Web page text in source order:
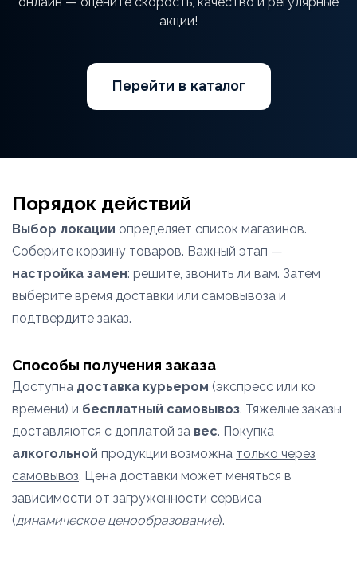
акции!
Перейти в каталог
Порядок действий
Выбор локации определяет список магазинов.
Соберите корзину товаров. Важный этап —
настройка замен: решите, звонить ли вам. Затем
выберите время доставки или самовывоза и
подтвердите заказ.
Способы получения заказа
Доступна доставка курьером (экспресс или ко
времени) и бесплатный самовывоз. Тяжелые заказы
доставляются с доплатой за вес. Покупка
алкогольной продукции возможна только через
самовывоз. Цена доставки может меняться в
зависимости от загруженности сервиса
(динамическое ценообразование).